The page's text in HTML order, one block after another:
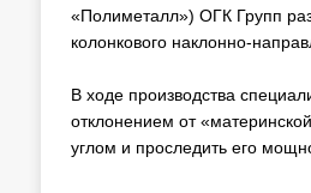
«Полиметалл») ОГК Групп
колонкового наклонно-
В ходе производства
отклонением от
углом и проследить его